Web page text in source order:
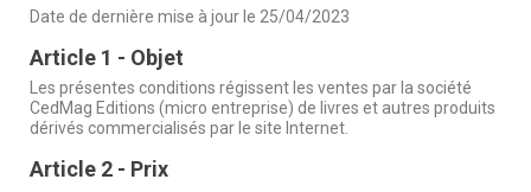
Date de dernière mise à jour le 25/04/2023
Article 1 - Objet
Les présentes conditions régissent les ventes par la société
CedMag Editions (micro entreprise) de livres et autres produits
dérivés commercialisés par le site Internet.
Article 2 - Prix